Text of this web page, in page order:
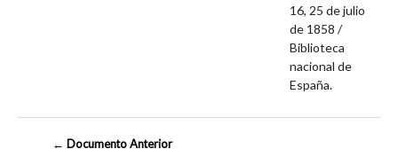
16, 25 de julio
de 1858 /
Biblioteca
nacional de
España.
← Documento Anterior